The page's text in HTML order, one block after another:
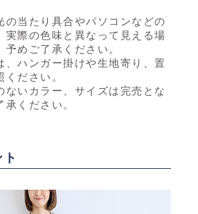
当たり具合やパソコンなどの
実際の色味と異なって見える場
めご了承ください。
ハンガー掛けや生地寄り、置
ください。
いカラー、サイズは完売とな
承ください。